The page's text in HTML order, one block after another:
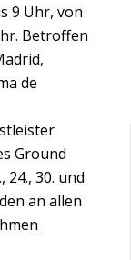
9 Uhr, von
Betroffen
de
Ground
24., 30. und
an allen